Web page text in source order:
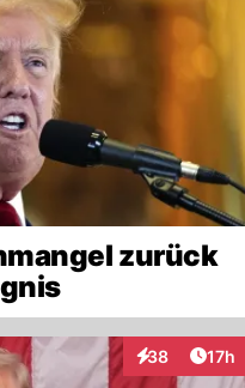
zurück
38
Interaktionen
17h